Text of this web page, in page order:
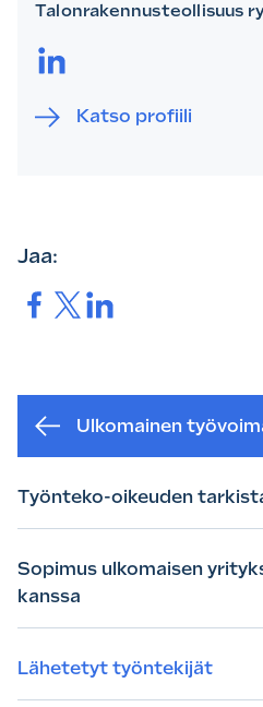
Talonrakennusteollisuus
LinkedIn.
Katso profiili
Jaa:
Jaa. Jaa.Jaa.
Ulkomainen
Työnteko-oikeuden
Sopimus ulkomaisen
kanssa
Lähetetyt työntekijät